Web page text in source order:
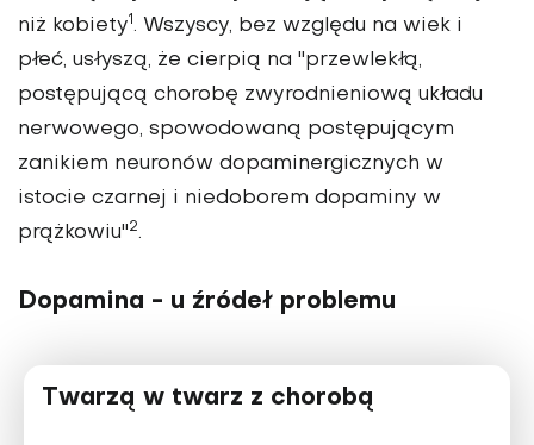
niż kobiety1. Wszyscy, bez względu na wiek i
płeć, usłyszą, że cierpią na "przewlekłą,
postępującą chorobę zwyrodnieniową układu
nerwowego, spowodowaną postępującym
zanikiem neuronów dopaminergicznych w
istocie czarnej i niedoborem dopaminy w
prążkowiu"2.
Dopamina - u źródeł problemu
Twarzą w twarz z chorobą